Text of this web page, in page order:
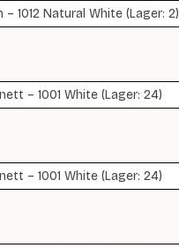
1012 Natural White (Lager: 2)
– 1001 White (Lager: 24)
– 1001 White (Lager: 24)